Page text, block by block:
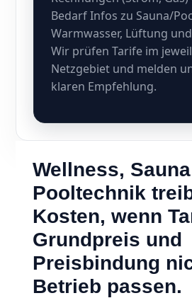
Bedarf Infos zu Sauna/
Warmwasser, Lüftung
Wir prüfen Tarife im
Netzgebiet und melden
klaren Empfehlung.
Wellness,
Pooltechnik
Kosten, wenn
Grundpreis und
Preisbindung
Betrieb passen.